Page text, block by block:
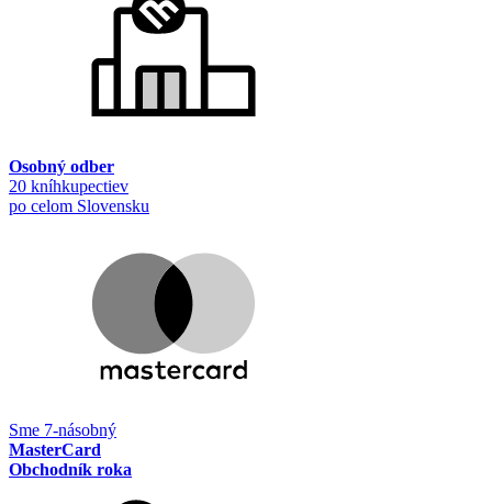
Osobný odber
20 kníhkupectiev
po celom Slovensku
Sme 7-násobný
MasterCard
Obchodník roka